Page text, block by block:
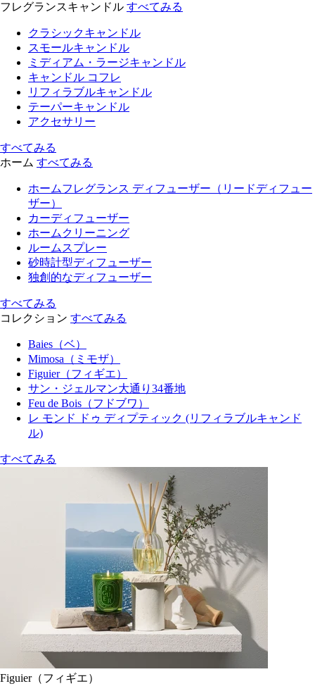
フレグランスキャンドル すべてみる
クラシックキャンドル
スモールキャンドル
ミディアム・ラージキャンドル
キャンドル コフレ
リフィラブルキャンドル
テーパーキャンドル
アクセサリー
すべてみる
ホーム すべてみる
ホームフレグランス ディフューザー（リードディフュー
ザー）
カーディフューザー
ホームクリーニング
ルームスプレー
砂時計型ディフューザー
独創的なディフューザー
すべてみる
コレクション すべてみる
Baies（ベ）
Mimosa（ミモザ）
Figuier（フィギエ）
サン・ジェルマン大通り34番地
Feu de Bois（フドブワ）
レ モンド ドゥ ディプティック (リフィラブルキャンド
ル)
すべてみる
Figuier（フィギエ）